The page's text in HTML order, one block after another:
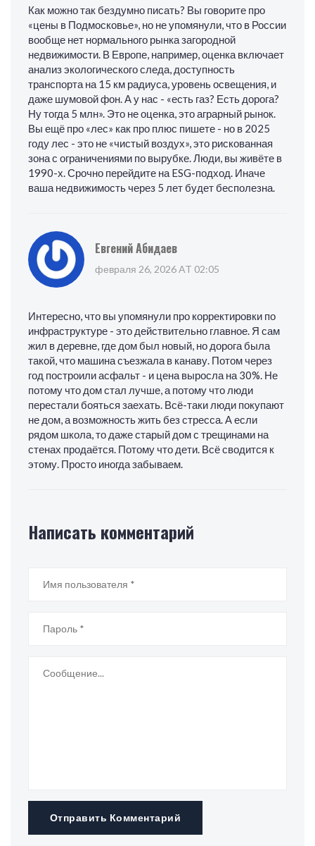
Как можно так бездумно писать? Вы говорите про
«цены в Подмосковье», но не упомянули, что в России
вообще нет нормального рынка загородной
недвижимости. В Европе, например, оценка включает
анализ экологического следа, доступность
транспорта на 15 км радиуса, уровень освещения, и
даже шумовой фон. А у нас - «есть газ? Есть дорога?
Ну тогда 5 млн». Это не оценка, это аграрный рынок.
Вы ещё про «лес» как про плюс пишете - но в 2025
году лес - это не «чистый воздух», это рискованная
зона с ограничениями по вырубке. Люди, вы живёте в
1990-х. Срочно перейдите на ESG-подход. Иначе
ваша недвижимость через 5 лет будет бесполезна.
Евгений Абидаев
февраля 26, 2026 AT 02:05
Интересно, что вы упомянули про корректировки по
инфраструктуре - это действительно главное. Я сам
жил в деревне, где дом был новый, но дорога была
такой, что машина съезжала в канаву. Потом через
год построили асфальт - и цена выросла на 30%. Не
потому что дом стал лучше, а потому что люди
перестали бояться заехать. Всё-таки люди покупают
не дом, а возможность жить без стресса. А если
рядом школа, то даже старый дом с трещинами на
стенах продаётся. Потому что дети. Всё сводится к
этому. Просто иногда забываем.
Написать комментарий
Отправить Комментарий